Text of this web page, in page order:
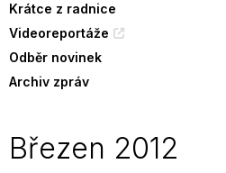
Krátce z radnice
Videoreportáže
Odběr novinek
Archiv zpráv
Březen 2012